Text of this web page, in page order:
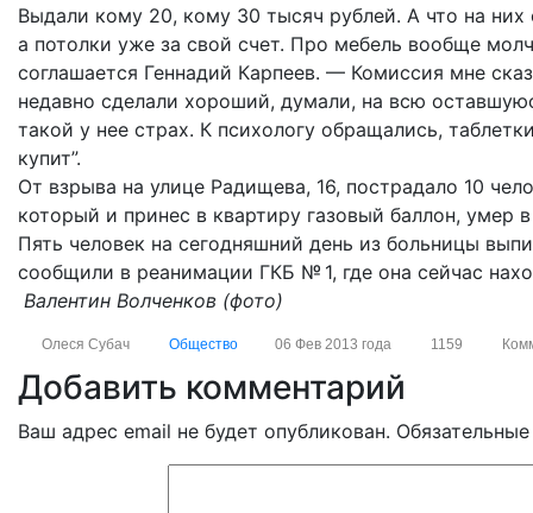
Выдали кому 20, кому 30 тысяч рублей. А что на
а потолки уже за свой счет. Про мебель вообще
соглашается Геннадий Карпеев. — Комиссия мне
недавно сделали хороший, думали, на всю
такой у нее страх. К психологу обращались,
купит”.
От взрыва на улице Радищева, 16, пострадало 10
который и принес в квартиру газовый баллон, умер
Пять человек на сегодняшний день из больницы
сообщили в реанимации ГКБ № 1, где она сейчас
Валентин Волченков (фото)
Олеся Субач Общество 06 Фев 2013 года 1159
Добавить комментарий
Ваш адрес email не будет опубликован.